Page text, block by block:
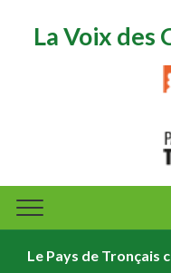
La Voix des
Le Pays de Tronçais